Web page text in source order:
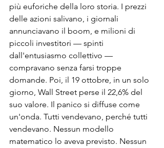
più euforiche della loro storia. I prezzi
delle azioni salivano, i giornali
annunciavano il boom, e milioni di
piccoli investitori — spinti
dall'entusiasmo collettivo —
compravano senza farsi troppe
domande. Poi, il 19 ottobre, in un solo
giorno, Wall Street perse il 22,6% del
suo valore. Il panico si diffuse come
un'onda. Tutti vendevano, perché tutti
vendevano. Nessun modello
matematico lo aveva previsto. Nessun